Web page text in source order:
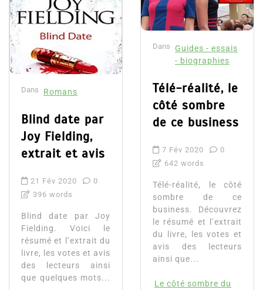
Dans Romans
Blind date par
Joy Fielding,
extrait et avis
21 Fév 2020
0
396 words
Blind date par Joy
Fielding. Voici le
résumé et l’extrait du
livre, les votes et avis
des lecteurs ainsi
que quelques mots...
Dans
Guides - essais
- biographies
Télé-réalité, le
côté sombre
de ce business
7 Fév 2020
0
642 words
Télé-réalité, le côté
sombre de ce
business. Découvrez
le résumé et l’extrait
du livre, les votes et
avis des lecteurs
ainsi que...
Le côté sombre du